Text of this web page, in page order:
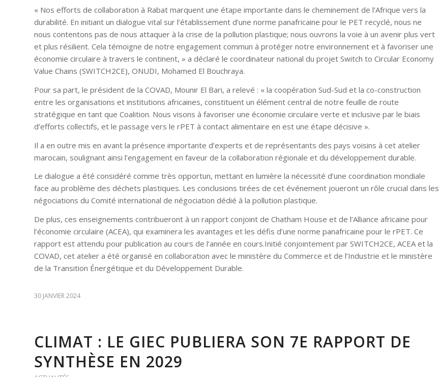
« Nos efforts de collaboration à Rabat marquent une étape importante dans le cheminement de l’Afrique vers la
durabilité. En initiant un dialogue vital sur l’établissement d’une norme panafricaine pour le PET recyclé, nous ne
nous contentons pas de nous attaquer à la crise de la pollution plastique; nous ouvrons la voie à un avenir plus vert
et plus résilient. Cela témoigne de notre engagement commun à protéger notre environnement et à favoriser une
économie circulaire à travers le continent, » a déclaré le coordinateur national du projet Switch to Circular Economy
Value Chains (SWITCH2CE), ONUDI, Mohamed El Bouchraya.
Pour sa part, le président de la COVAD, Mounir El Bari, a relevé : « la coopération Sud-Sud et la co-construction
entre les organisations et institutions africaines, constituent un élément central de notre feuille de route
stratégique en tant que Coalition. Nous visons à favoriser une économie circulaire verte et inclusive par le biais
d’efforts collectifs, et le passage vers le rPET à contact alimentaire en est une étape décisive ».
Il a en outre mis en avant la présence importante d’experts et de représentants des pays voisins à cet atelier
marocain, soulignant ainsi l’engagement en faveur de la collaboration régionale et du développement durable.
Le dialogue a été considéré comme très opportun, mettant en lumière la nécessité d’une coordination mondiale
face au problème des déchets plastiques. Les conclusions tirées de cet événement joueront un rôle crucial dans les
négociations du Comité international de négociation dédié à la pollution plastique.
De plus, ces enseignements contribueront à un rapport conjoint de Chatham House et de l’Alliance africaine pour
l’économie circulaire (ACEA), qui examinera les avantages et les défis d’une norme panafricaine pour le rPET. Ce
rapport est attendu pour publication au cours de l’année en cours.Initié conjointement par SWITCH2CE, ACEA et la
COVAD, cet atelier a été organisé en collaboration avec le ministère du Commerce et de l’Industrie et le ministère
de la Transition Énergétique et du Développement Durable.
30 JANVIER 2024
CLIMAT : LE GIEC PUBLIERA SON 7E RAPPORT DE
SYNTHÈSE EN 2029